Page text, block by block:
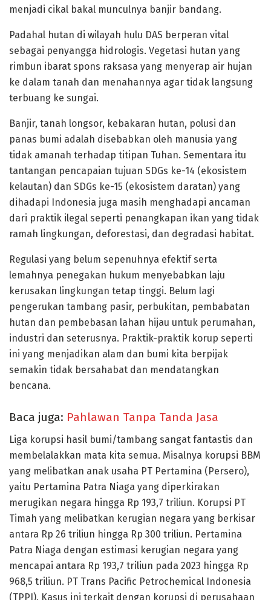
menjadi cikal bakal munculnya banjir bandang.
Padahal hutan di wilayah hulu DAS berperan vital
sebagai penyangga hidrologis. Vegetasi hutan yang
rimbun ibarat spons raksasa yang menyerap air hujan
ke dalam tanah dan menahannya agar tidak langsung
terbuang ke sungai.
Banjir, tanah longsor, kebakaran hutan, polusi dan
panas bumi adalah disebabkan oleh manusia yang
tidak amanah terhadap titipan Tuhan. Sementara itu
tantangan pencapaian tujuan SDGs ke-14 (ekosistem
kelautan) dan SDGs ke-15 (ekosistem daratan) yang
dihadapi Indonesia juga masih menghadapi ancaman
dari praktik ilegal seperti penangkapan ikan yang tidak
ramah lingkungan, deforestasi, dan degradasi habitat.
Regulasi yang belum sepenuhnya efektif serta
lemahnya penegakan hukum menyebabkan laju
kerusakan lingkungan tetap tinggi. Belum lagi
pengerukan tambang pasir, perbukitan, pembabatan
hutan dan pembebasan lahan hijau untuk perumahan,
industri dan seterusnya. Praktik-praktik korup seperti
ini yang menjadikan alam dan bumi kita berpijak
semakin tidak bersahabat dan mendatangkan
bencana.
Baca juga: Pahlawan Tanpa Tanda Jasa
Liga korupsi hasil bumi/tambang sangat fantastis dan
membelalakkan mata kita semua. Misalnya korupsi BBM
yang melibatkan anak usaha PT Pertamina (Persero),
yaitu Pertamina Patra Niaga yang diperkirakan
merugikan negara hingga Rp 193,7 triliun. Korupsi PT
Timah yang melibatkan kerugian negara yang berkisar
antara Rp 26 triliun hingga Rp 300 triliun. Pertamina
Patra Niaga dengan estimasi kerugian negara yang
mencapai antara Rp 193,7 triliun pada 2023 hingga Rp
968,5 triliun. PT Trans Pacific Petrochemical Indonesia
(TPPI). Kasus ini terkait dengan korupsi di perusahaan